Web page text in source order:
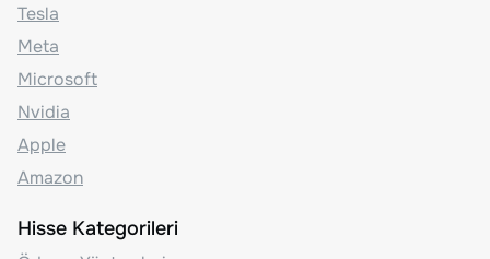
Tesla
Meta
Microsoft
Nvidia
Apple
Amazon
Hisse Kategorileri